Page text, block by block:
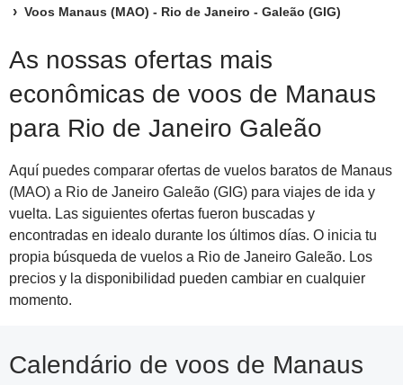
Voos Manaus (MAO) - Rio de Janeiro - Galeão (GIG)
As nossas ofertas mais
econômicas de voos de Manaus
para Rio de Janeiro Galeão
Aquí puedes comparar ofertas de vuelos baratos de Manaus
(MAO) a Rio de Janeiro Galeão (GIG) para viajes de ida y
vuelta. Las siguientes ofertas fueron buscadas y
encontradas en idealo durante los últimos días. O inicia tu
propia búsqueda de vuelos a Rio de Janeiro Galeão. Los
precios y la disponibilidad pueden cambiar en cualquier
momento.
Calendário de voos de Manaus